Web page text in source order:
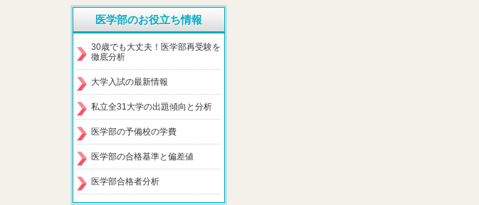
医学部のお役立ち情報
30歳でも大丈夫！医学部再受験を
徹底分析
大学入試の最新情報
私立全31大学の出題傾向と分析
医学部の予備校の学費
医学部の合格基準と偏差値
医学部合格者分析